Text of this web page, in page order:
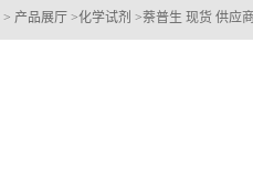
> 产品展厅 >化学试剂 >萘普生 现货 供应